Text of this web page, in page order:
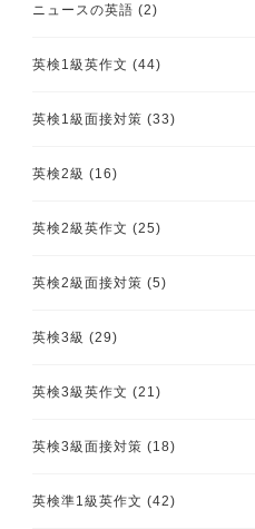
ニュースの英語 (2)
英検1級英作文 (44)
英検1級面接対策 (33)
英検2級 (16)
英検2級英作文 (25)
英検2級面接対策 (5)
英検3級 (29)
英検3級英作文 (21)
英検3級面接対策 (18)
英検準1級英作文 (42)